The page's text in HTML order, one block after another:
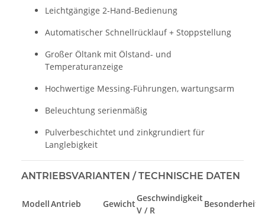
Leichtgängige 2-Hand-Bedienung
Automatischer Schnellrücklauf + Stoppstellung
Großer Öltank mit Ölstand- und
Temperaturanzeige
Hochwertige Messing-Führungen, wartungsarm
Beleuchtung serienmäßig
Pulverbeschichtet und zinkgrundiert für
Langlebigkeit
ANTRIEBSVARIANTEN / TECHNISCHE DATEN
ModellAntrieb Gewicht
Geschwindigkeit
V / R
Besonderheit